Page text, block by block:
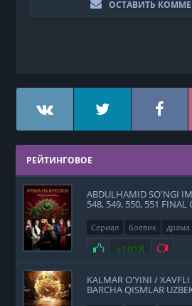
ОСТАВИТЬ
РЕЙТИНГОВОЕ
ABDULHAMID SO'NGI
548, 549, 550, 551 FINAL
Сериал боевик драма
Нравится
+1018 Не
KALMAR O'YINI / XAVFLI
BARCHA QISMLAR